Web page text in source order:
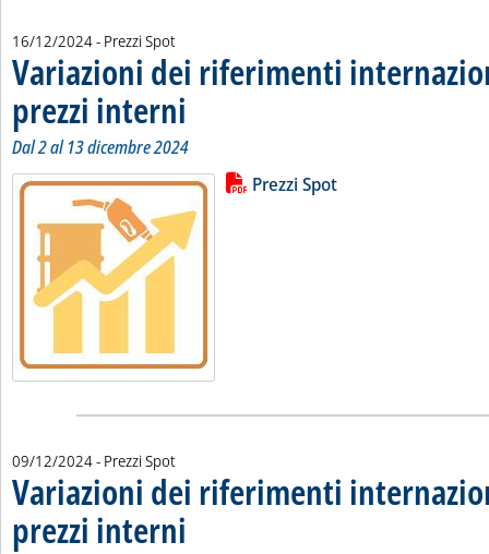
16/12/2024- Prezzi Spot
Variazioni dei riferimenti
prezzi interni
Dal 2 al 13 dicembre 2024
Leggi tutta la notizia:
Lista allegati PDF alla notizia
Prezzi Spot
09/12/2024- Prezzi Spot
Variazioni dei riferimenti
prezzi interni